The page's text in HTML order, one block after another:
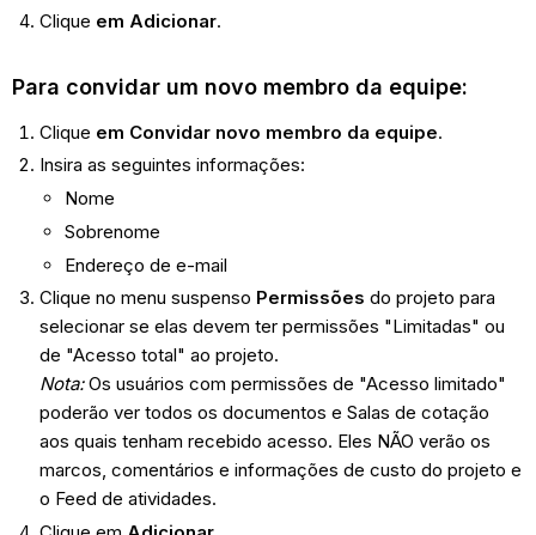
Clique em Adicionar.
Para convidar um novo membro da equipe:
Clique em Convidar novo membro da equipe.
Insira as seguintes informações:
Nome
Sobrenome
Endereço de e-mail
Clique no menu suspenso Permissões do projeto para
selecionar se elas devem ter permissões "Limitadas" ou
de "Acesso total" ao projeto.
Nota:Os usuários com permissões de "Acesso limitado"
poderão ver todos os documentos e Salas de cotação
aos quais tenham recebido acesso. Eles NÃO verão os
marcos, comentários e informações de custo do projeto e
o Feed de atividades.